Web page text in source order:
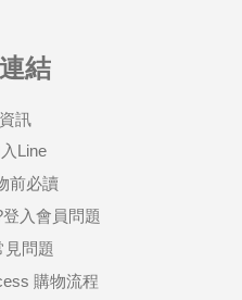
結
訊
Line
前必讀
入會員問題
見問題
購物流程